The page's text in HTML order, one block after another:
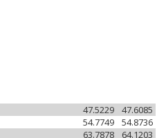
47.6085
47.5229
54.8736
54.7749
64.1203
63.7878